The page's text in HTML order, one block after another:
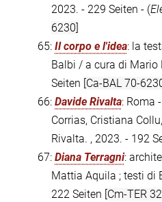
2023. - 229 Seiten - (
6230]
65: Il corpo e l'idea: la
Balbi / a cura di Mario
Seiten [Ca-BAL 70-
66: Davide Rivalta: Roma
Corrias, Cristiana
Rivalta. , 2023. - 192
67: Diana Terragni:
Mattia Aquila ; testi di
222 Seiten [Cm-TER